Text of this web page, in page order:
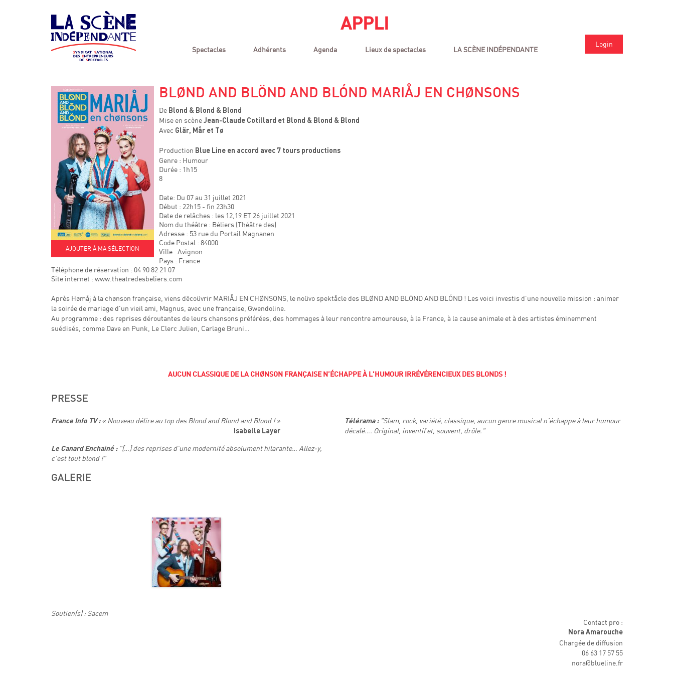
APPLI
Spectacles Adhérents Agenda Lieux de spectacles LA SCÈNE INDÉPENDANTE
Login
AJOUTER À MA SÉLECTION
BLØND AND BLÖND AND BLÓND MARIÅJ EN CHØNSONS
De Blond & Blond & Blond
Mise en scène Jean-Claude Cotillard et Blond & Blond & Blond
Avec Glär, Mår et Tø
Production Blue Line en accord avec 7 tours productions
Genre : Humour
Durée : 1h15
8
Date: Du 07 au 31 juillet 2021
Début : 22h15 - fin 23h30
Date de relâches : les 12,19 ET 26 juillet 2021
Nom du théâtre : Béliers (Théâtre des)
Adresse : 53 rue du Portail Magnanen
Code Postal : 84000
Ville : Avignon
Pays : France
Téléphone de réservation : 04 90 82 21 07
Site internet : www.theatredesbeliers.com
Après Hømåj à la chønson française, viens dëcoüvrir MARIÅJ EN CHØNSONS, le noüvo spektåcle des BLØND AND BLÖND AND BLÓND ! Les voici investis d’une nouvelle mission : animer
la soirée de mariage d'un vieil ami, Magnus, avec une française, Gwendoline.
Au programme : des reprises déroutantes de leurs chansons préférées, des hommages à leur rencontre amoureuse, à la France, à la cause animale et à des artistes éminemment
suédisés, comme Dave en Punk, Le Clerc Julien, Carlage Bruni…
AUCUN CLASSIQUE DE LA CHØNSON FRANÇAISE N’ÉCHAPPE À L'HUMOUR IRRÉVÉRENCIEUX DES BLONDS !
PRESSE
France Info TV : « Nouveau délire au top des Blond and Blond and Blond ! »
Isabelle Layer
Télérama : "Slam, rock, variété, classique, aucun genre musical n’échappe à leur humour
décalé…. Original, inventif et, souvent, drôle."
Le Canard Enchainé : "[…] des reprises d’une modernité absolument hilarante… Allez-y,
c’est tout blond !"
GALERIE
Soutien(s) : Sacem
Contact pro :
Nora Amarouche
Chargée de diffusion
06 63 17 57 55
nora@blueline.fr